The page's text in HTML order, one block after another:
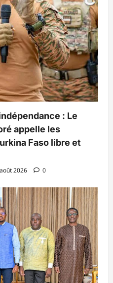
: Le
appelle les
Faso libre et
2026 0